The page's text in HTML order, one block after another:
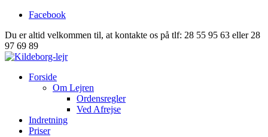
Facebook
Du er altid velkommen til, at kontakte os på tlf: 28 55 95 63 eller 28
97 69 89
Forside
Om Lejren
Ordensregler
Ved Afrejse
Indretning
Priser